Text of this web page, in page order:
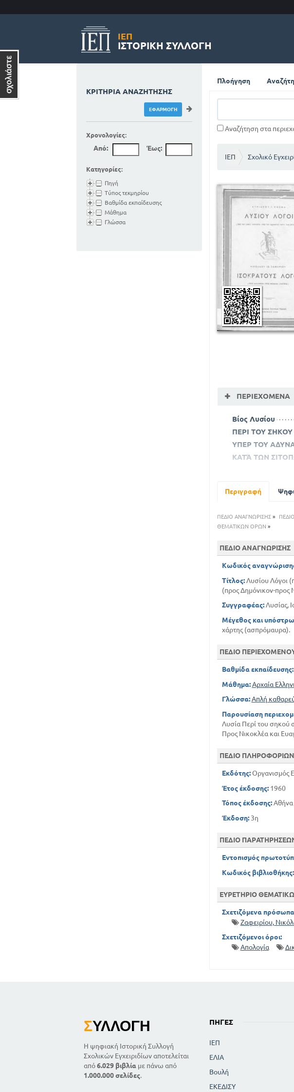
ΙΕΠ
ΙΣΤΟΡΙΚΉ ΣΥΛΛΟΓΉ
Πλοήγηση
Αναζήτηση στα
ΙΕΠ Σχολικό
ΠΕΡΙΕΧΌΜΕΝΑ
Βίος Λυσίου
ΠΕΡΙ ΤΟΥ
ΥΠΕΡ ΤΟΥ
ΚΑΤΆ ΤΩΝ
ΕΙΣΑΓΩΓΗ
ΠΡΟΣ ΔΗΜΟΝΙΚΟ
ΕΥΑΓΟΡΑΣ
ΠΡΟΣ
ΠΡΟΣ
Περιγραφή
ΠΕΔΙΟ ΑΝΑΓΝΩΡΙΣΗΣ»
ΘΕΜΑΤΙΚΩΝ ΟΡΩΝ »
ΠΕΔΙΟ ΑΝΑΓΝΩΡΙΣΗΣ
Κωδικός
Τίτλος:Λυσίου Λόγοι
(προς Δημόνικον-προς
Συγγραφέας:Λυσίας,
Μέγεθος και
χάρτης (ασπρόμαυρα).
ΠΕΔΙΟ
Βαθμίδα εκπαίδευσης:
Μάθημα: Αρχαία
Γλώσσα: Απλή
Παρουσίαση
Λυσία Περί του σηκού
Προς Νικοκλέα και
ΠΕΔΙΟ
Εκδότης:Οργανισμός
Έτος έκδοσης:1960
Τόπος έκδοσης:Αθήνα
Έκδοση:3η
ΠΕΔΙΟ
Εντοπισμός
Κωδικός βιβλιοθήκης:
ΕΥΡΕΤΗΡΙΟ
Σχετιζόμενα
Ζαφειρίου,
Σχετιζόμενοι όροι:
Απολογία
ΚΡΙΤΉΡΙΑ ΑΝΑΖΉΤΗΣΗΣ
Χρονολογίες:
Από: Έως:
Κατηγορίες:
Πηγή
Τύπος τεκμηρίου
Βαθμίδα εκπαίδευσης
Μάθημα
Γλώσσα
ΣΥΛΛΟΓΉ
Η ψηφιακή Ιστορική Συλλογή
Σχολικών Εγχειριδίων αποτελείται
από6.029 βιβλία με πάνω από
1.000.000 σελίδες.
ΠΗΓΈΣ
ΙΕΠ
ΕΛΙΑ
Βουλή
ΕΚΕΔΙΣΥ